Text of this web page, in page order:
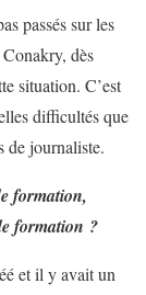
passés sur les
dès
situation. C’est
difficultés que
de journaliste.
formation,
formation ?
et il y avait un